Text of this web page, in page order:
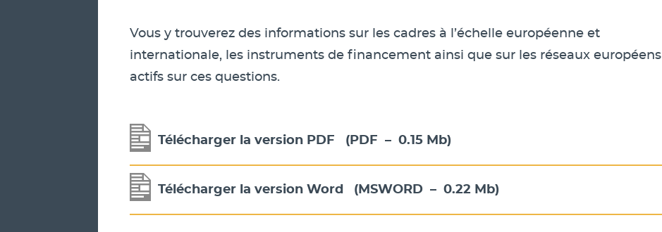
Vous y trouverez des informations sur les cadres à l’échelle européenne et
internationale, les instruments de financement ainsi que sur les réseaux européens
actifs sur ces questions.
Télécharger la version PDF ( PDF – 0.15 Mb)
Télécharger la version Word ( MSWORD – 0.22 Mb)